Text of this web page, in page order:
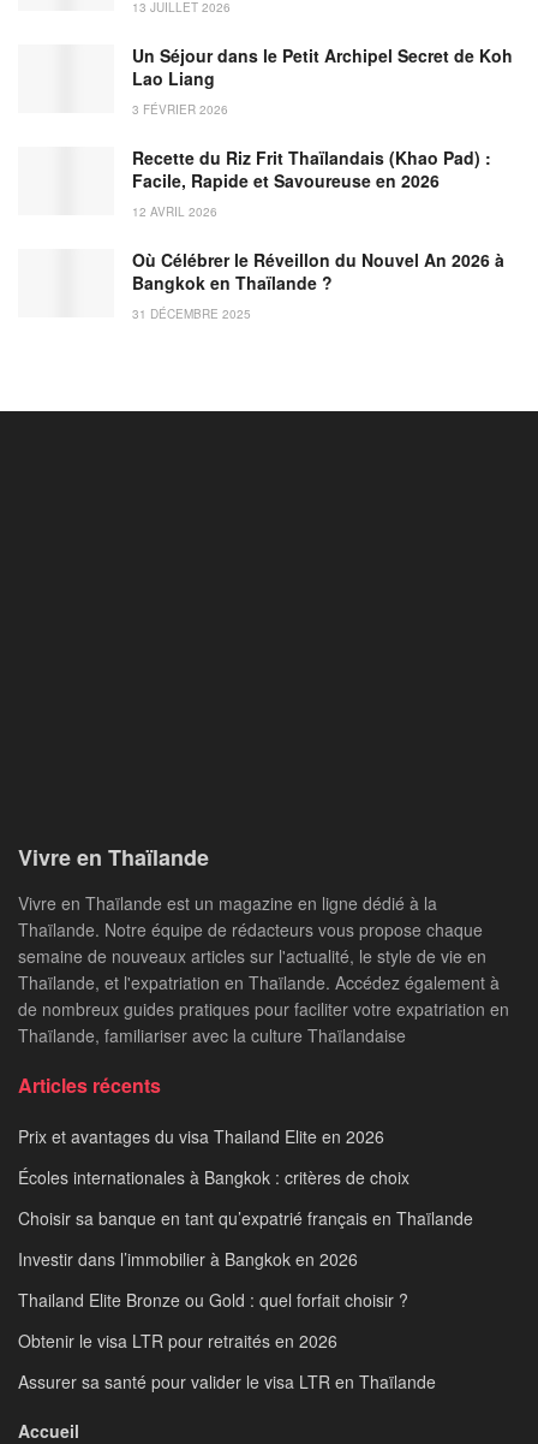
13 JUILLET 2026
Un Séjour dans le Petit Archipel Secret de Koh
Lao Liang
3 FÉVRIER 2026
Recette du Riz Frit Thaïlandais (Khao Pad) :
Facile, Rapide et Savoureuse en 2026
12 AVRIL 2026
Où Célébrer le Réveillon du Nouvel An 2026 à
Bangkok en Thaïlande ?
31 DÉCEMBRE 2025
Vivre en Thaïlande
Vivre en Thaïlande est un magazine en ligne dédié à la
Thaïlande. Notre équipe de rédacteurs vous propose chaque
semaine de nouveaux articles sur l'actualité, le style de vie en
Thaïlande, et l'expatriation en Thaïlande. Accédez également à
de nombreux guides pratiques pour faciliter votre expatriation en
Thaïlande, familiariser avec la culture Thaïlandaise
Articles récents
Prix et avantages du visa Thailand Elite en 2026
Écoles internationales à Bangkok : critères de choix
Choisir sa banque en tant qu’expatrié français en Thaïlande
Investir dans l’immobilier à Bangkok en 2026
Thailand Elite Bronze ou Gold : quel forfait choisir ?
Obtenir le visa LTR pour retraités en 2026
Assurer sa santé pour valider le visa LTR en Thaïlande
Accueil